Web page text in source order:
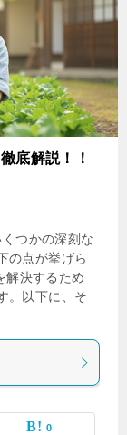
底解説！！
つかの深刻な
の点が挙げら
解決するため
。以下に、そ
0